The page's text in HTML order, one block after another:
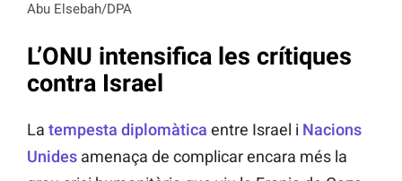
Abu Elsebah/DPA
L’ONU intensifica les crítiques
contra Israel
La tempesta diplomàtica entre Israel i Nacions
Unides amenaça de complicar encara més la